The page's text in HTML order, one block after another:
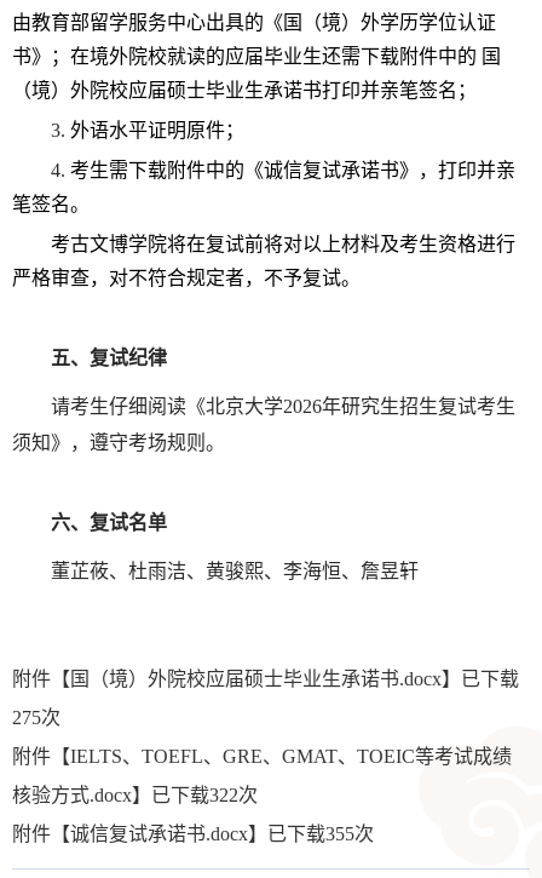
由教育部留学服务中心出具的《国（境）外学历学位认证
书》；在境外院校就读的应届毕业生还需下载附件中的 国
（境）外院校应届硕士毕业生承诺书打印并亲笔签名；
3. 外语水平证明原件；
4. 考生需下载附件中的《诚信复试承诺书》，打印并亲
笔签名。
考古文博学院将在复试前将对以上材料及考生资格进行
严格审查，对不符合规定者，不予复试。
五、复试纪律
请考生仔细阅读《北京大学2026年研究生招生复试考生
须知》，遵守考场规则。
六、复试名单
董芷莜、杜雨洁、黄骏熙、李海恒、詹昱轩
附件【 国（境）外院校应届硕士毕业生承诺书.docx】已下载
275次
附件【IELTS、TOEFL、GRE、GMAT、TOEIC等考试成绩
核验方式.docx】已下载322次
附件【诚信复试承诺书.docx】已下载355次